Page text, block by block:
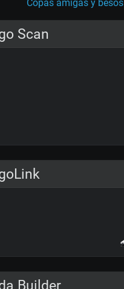
Copas amigas y besos
Scan
Builder